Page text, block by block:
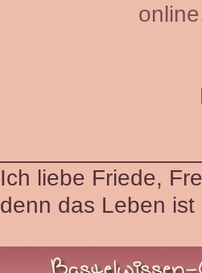
Ich liebe Friede,
denn das Leben